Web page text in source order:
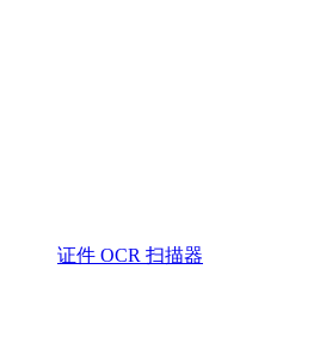
证件 OCR 扫描器